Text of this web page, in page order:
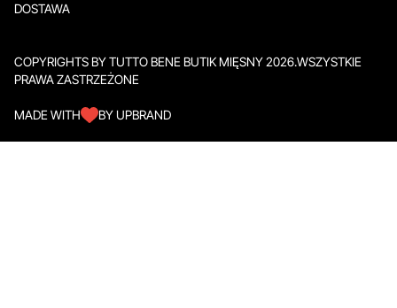
DOSTAWA
COPYRIGHTS BY TUTTO BENE BUTIK MIĘSNY 2026.WSZYSTKIE
PRAWA ZASTRZEŻONE
MADE WITH BY UPBRAND